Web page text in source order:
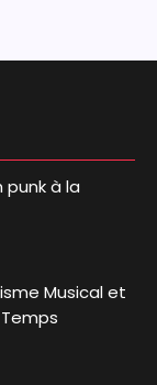
punk à la
Musical et